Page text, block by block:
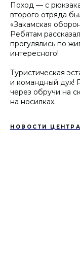
Поход — с
второго отряда
«Закамская
Ребятам
прогулялись по
интересного!
Туристическая
и командный дух!
через обручи на
на носилках.
НОВОСТИ ЦЕНТРА